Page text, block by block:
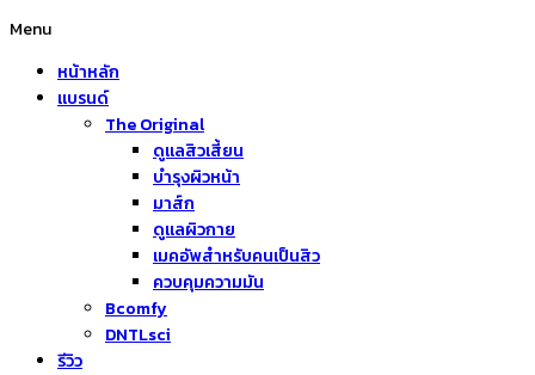
Menu
หน้าหลัก
แบรนด์
The Original
ดูแลสิวเสี้ยน
บำรุงผิวหน้า
มาส์ก
ดูแลผิวกาย
เมคอัพสำหรับคนเป็นสิว
ควบคุมความมัน
Bcomfy
DNTLsci
รีวิว